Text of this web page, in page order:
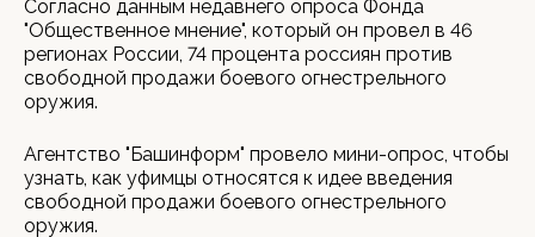
Согласно данным недавнего опроса Фонда
"Общественное мнение", который он провел в 46
регионах России, 74 процента россиян против
свободной продажи боевого огнестрельного
оружия.
Агентство "Башинформ" провело мини-опрос, чтобы
узнать, как уфимцы относятся к идее введения
свободной продажи боевого огнестрельного
оружия.